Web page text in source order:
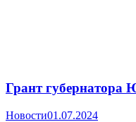
Грант губернатора
Новости01.07.2024